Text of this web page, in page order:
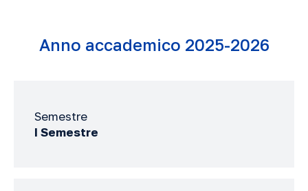
Anno accademico 2025-2026
Semestre
I Semestre